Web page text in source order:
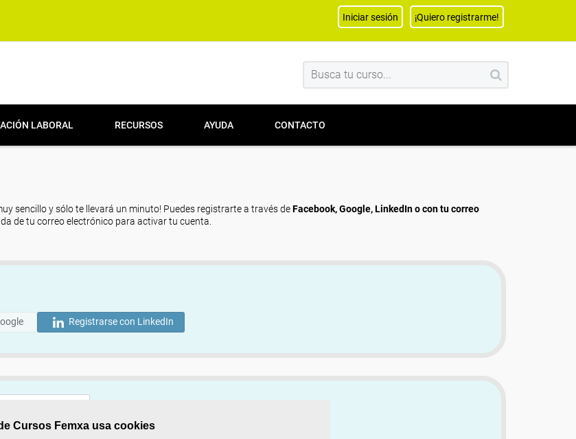
Cursos Femxa usa cookies
Iniciar sesión ¡Quiero registrarme!
LABORAL RECURSOS AYUDA CONTACTO
sencillo y sólo te llevará un minuto! Puedes registrarte a través deFacebook, Google, LinkedIn o con tu correo
de tu correo electrónico para activar tu cuenta.
Registrarse con LinkedIn
Mostrar